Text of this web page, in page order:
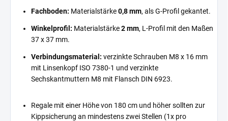
Fachboden: Materialstärke0,8 mm, als G-Profil gekantet.
Winkelprofil: Materialstärke2 mm, L-Profil mit den Maßen
37 x 37 mm.
Verbindungsmaterial: verzinkte Schrauben M8 x 16 mm
mit Linsenkopf ISO 7380-1 und verzinkte
Sechskantmuttern M8 mit Flansch DIN 6923.
Regale mit einer Höhe von 180 cm und höher sollten zur
Kippsicherung an mindestens zwei Stellen (1x pro